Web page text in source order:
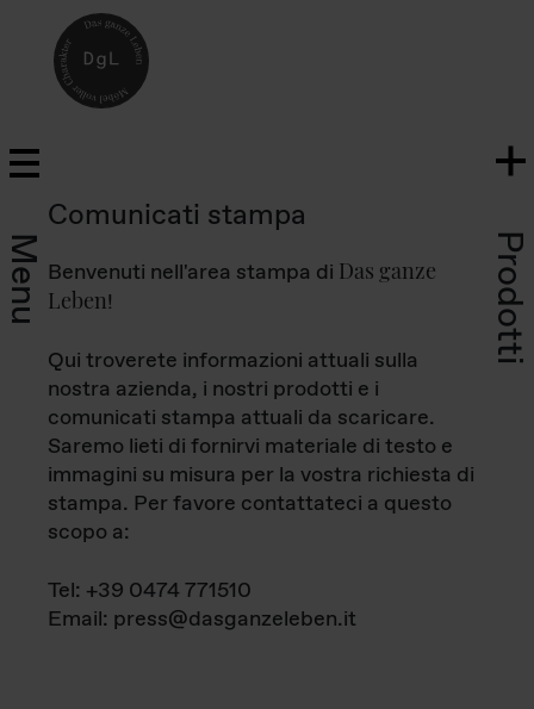
Menu Prodotti
Comunicati stampa
Benvenuti nell'area stampa di Das ganze
Leben!
Qui troverete informazioni attuali sulla
nostra azienda, i nostri prodotti e i
comunicati stampa attuali da scaricare.
Saremo lieti di fornirvi materiale di testo e
immagini su misura per la vostra richiesta di
stampa. Per favore contattateci a questo
scopo a:
Tel: +39 0474 771510
Email: press@dasganzeleben.it